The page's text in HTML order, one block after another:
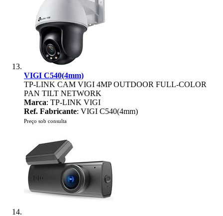
VIGI C540(4mm)
TP-LINK CAM VIGI 4MP OUTDOOR FULL-COLOR
PAN TILT NETWORK
Marca: TP-LINK VIGI
Ref. Fabricante: VIGI C540(4mm)
Preço sob consulta